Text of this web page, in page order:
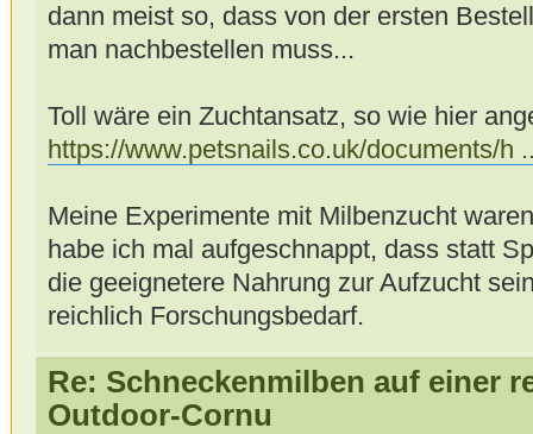
dann meist so, dass von der ersten
man nachbestellen muss...
Toll wäre ein Zuchtansatz, so wie hier
https://www.petsnails.co.uk/documents/h
Meine Experimente mit Milbenzucht
habe ich mal aufgeschnappt, dass statt
die geeignetere Nahrung zur Aufzucht
reichlich Forschungsbedarf.
Re: Schneckenmilben auf einer
Outdoor-Cornu